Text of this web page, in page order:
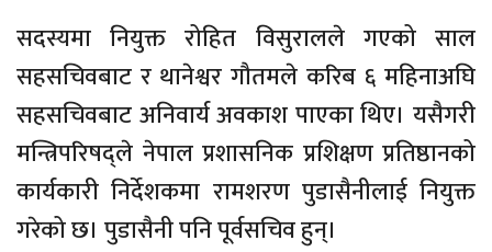
सदस्यमा नियुक्त रोहित विसुरालले गएको साल
सहसचिवबाट र थानेश्वर गौतमले करिब ६ महिनाअघि
सहसचिवबाट अनिवार्य अवकाश पाएका थिए। यसैगरी
मन्त्रिपरिषद्ले नेपाल प्रशासनिक प्रशिक्षण प्रतिष्ठानको
कार्यकारी निर्देशकमा रामशरण पुडासैनीलाई नियुक्त
गरेको छ। पुडासैनी पनि पूर्वसचिव हुन्।